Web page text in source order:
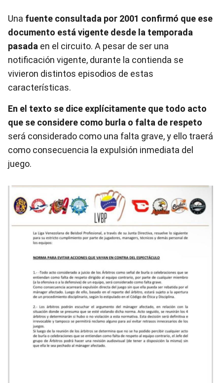
Una fuente consultada por 2001 confirmó que ese
documento está vigente desde la temporada
pasada en el circuito. A pesar de ser una
notificación vigente, durante la contienda se
vivieron distintos episodios de estas
características.
En el texto se dice explícitamente que todo acto
que se considere como burla o falta de respeto
será considerado como una falta grave, y ello traerá
como consecuencia la expulsión inmediata del
juego.